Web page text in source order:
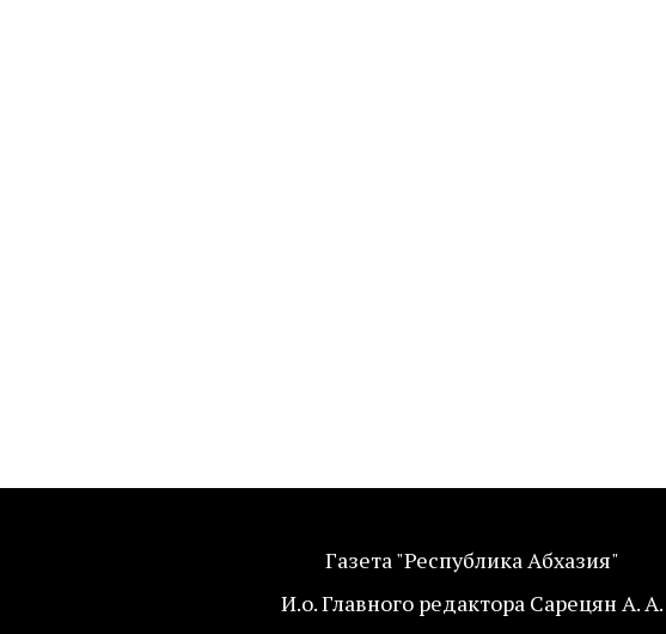
Газета "Республика Абхазия"
И.о. Главного редактора Сарецян А. А.